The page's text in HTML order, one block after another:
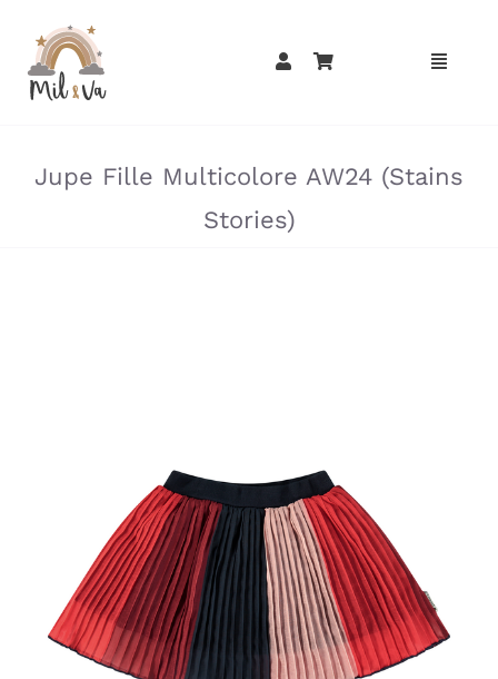
contenu
Jupe Fille Multicolore AW24 (Stains
Stories)